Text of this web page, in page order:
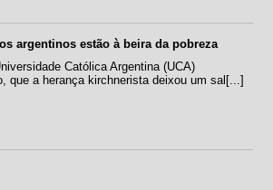
argentinos estão à beira da pobreza
Católica Argentina (UCA)
que a herança kirchnerista deixou um sal[...]